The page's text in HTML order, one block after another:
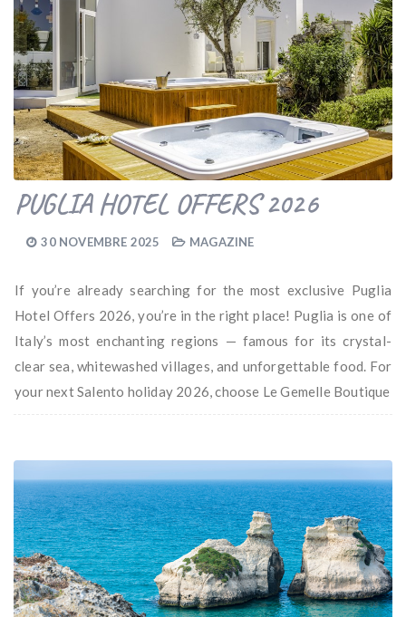
PUGLIA HOTEL OFFERS 2026
30 NOVEMBRE 2025 MAGAZINE
If you’re already searching for the most exclusive Puglia
Hotel Offers 2026, you’re in the right place! Puglia is one of
Italy’s most enchanting regions — famous for its crystal-
clear sea, whitewashed villages, and unforgettable food. For
your next Salento holiday 2026, choose Le Gemelle Boutique